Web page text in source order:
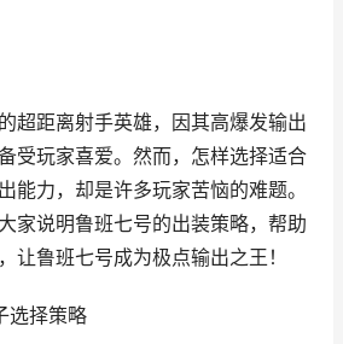
超距离射手英雄，因其高爆发输出
受玩家喜爱。然而，怎样选择适合
能力，却是许多玩家苦恼的难题。
家说明鲁班七号的出装策略，帮助
让鲁班七号成为极点输出之王！
选择策略